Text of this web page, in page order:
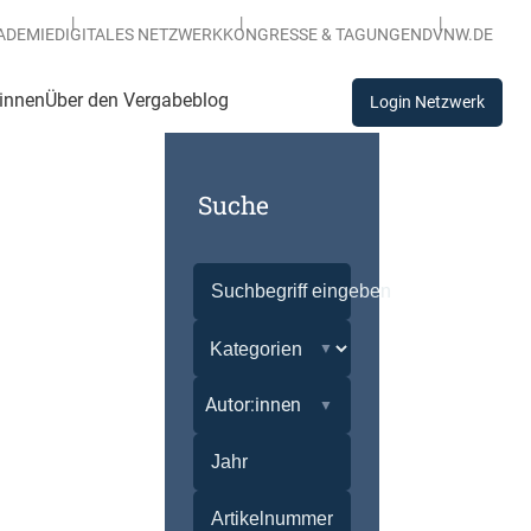
DIGITALES NETZWERKKONGRESSE & TAGUNGENDVNW.DE
Über den Vergabeblog Login Netzwerk
Suche
Autor:innen